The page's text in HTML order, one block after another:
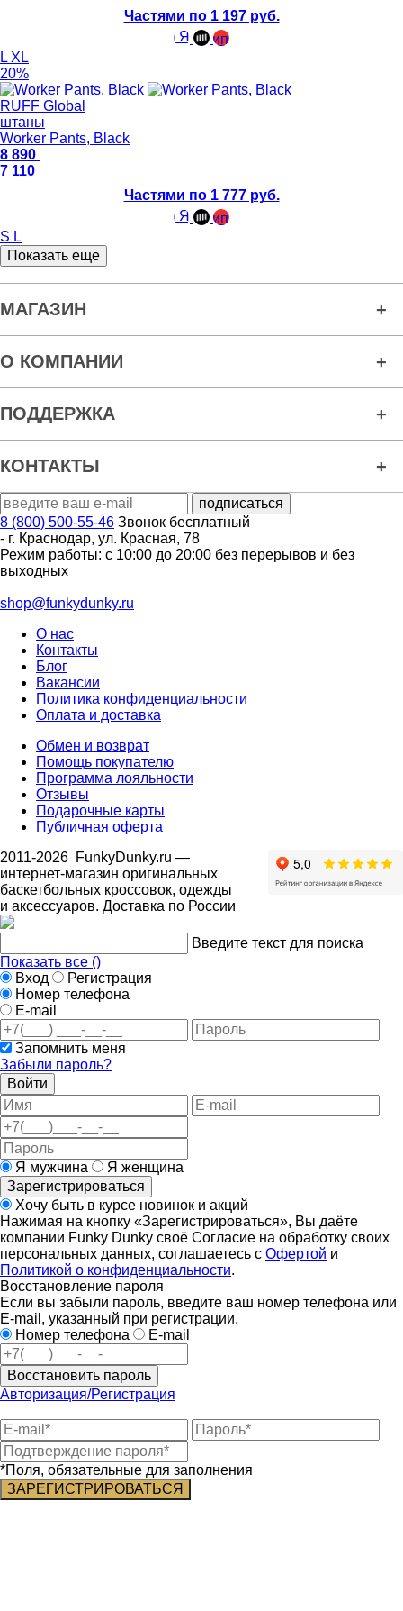
Частями по 1 197 руб.
L XL
20%
RUFF Global
штаны
Worker Pants, Black
8 890
7 110
Частями по 1 777 руб.
S L
Показать еще
МАГАЗИН
О КОМПАНИИ
ПОДДЕРЖКА
КОНТАКТЫ
8 (800) 500-55-46 Звонок бесплатный
- г. Краснодар, ул. Красная, 78
Режим работы: с 10:00 до 20:00 без перерывов и без
выходных
shop@funkydunky.ru
О нас
Контакты
Блог
Вакансии
Политика конфиденциальности
Оплата и доставка
Обмен и возврат
Помощь покупателю
Программа лояльности
Отзывы
Подарочные карты
Публичная оферта
2011-2026 FunkyDunky.ru —
интернет-магазин оригинальных
баскетбольных кроссовок, одежды
и аксессуаров. Доставка по России
Введите текст для поиска
Показать все ()
Вход
Регистрация
Номер телефона
E-mail
Запомнить меня
Забыли пароль?
Войти
Я мужчина
Я женщина
Зарегистрироваться
Хочу быть в курсе новинок и акций
Нажимая на кнопку «Зарегистрироваться», Вы даёте
компании Funky Dunky своё Согласие на обработку своих
персональных данных, соглашаетесь с Офертой и
Политикой о конфиденциальности.
Восстановление пароля
Если вы забыли пароль, введите ваш номер телефона или
E-mail, указанный при регистрации.
Номер телефона
E-mail
Восстановить пароль
Авторизация/Регистрация
*Поля, обязательные для заполнения